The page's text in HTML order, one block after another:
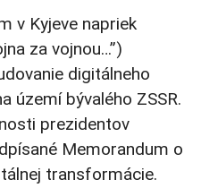
v Kyjeve napriek
za vojnou…”)
digitálneho
území bývalého ZSSR.
prezidentov
Memorandum o
transformácie.